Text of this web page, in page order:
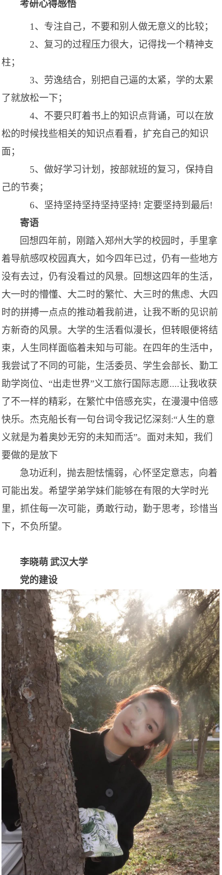
考研心得感悟
1、专注自己，不要和别人做无意义的比较；
2、复习的过程压力很大，记得找一个精神支
柱；
3、劳逸结合，别把自己逼的太紧，学的太累
了就放松一下；
4、不要只盯着书上的知识点背诵，可以在放
松的时候找些相关的知识点看看，扩充自己的知识
面 ；
5、做好学习计划，按部就班的复习，保持自
己的节奏；
6、坚持坚持坚持坚持坚持! 定要坚持到最后!
寄语
回想四年前，刚踏入郑州大学的校园时，手里拿
着导航感叹校园真大，如今四年已过，仍有一些地方
没有去过，仍有没看过的风景。回想这四年的生活，
大一时的懵懂、大二时的繁忙、大三时的焦虑、大四
时的拼搏一点点的推动着我前进，让我不断的见识前
方新奇的风景。大学的生活看似漫长，但转眼便将结
束，人生同样面临着未知与可能。在四年的生活中，
我尝试了不同的可能，生活委员、学生会部长、勤工
助学岗位、 “出走世界”义工旅行国际志愿....让我收获
了不一样的精彩，在繁忙中倍感充实，在漫漫中倍感
快乐。杰克船长有一句台词令我记忆深刻:“人生的意
义就是为着奥妙无穷的未知而活”。面对未知，我们
要做的是放下
急功近利，抛去胆怯懦弱，心怀坚定意志，向着
可能出发。希望学弟学妹们能够在有限的大学时光
里，抓住每一次可能，勇敢行动，勤于思考，珍惜当
下，不负所望。
李晓萌 武汉大学
党的建设